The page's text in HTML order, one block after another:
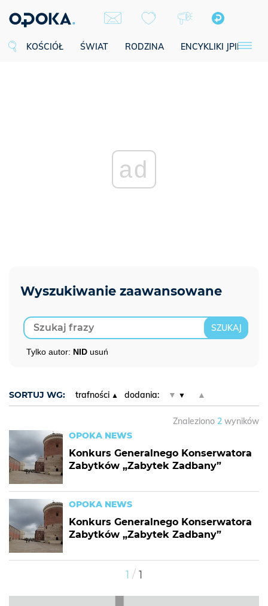
KOŚCIÓŁ ŚWIAT RODZINA ENCYKLIKI JPII
ad
Tylko autor: NID usuń
SORTUJ WG: trafności dodania: ▼ ▲
Znaleziono 2 wyników
OPOKA NEWS
Konkurs Generalnego Konserwatora
Zabytków „Zabytek Zadbany”
OPOKA NEWS
Konkurs Generalnego Konserwatora
Zabytków „Zabytek Zadbany”
1 / 1